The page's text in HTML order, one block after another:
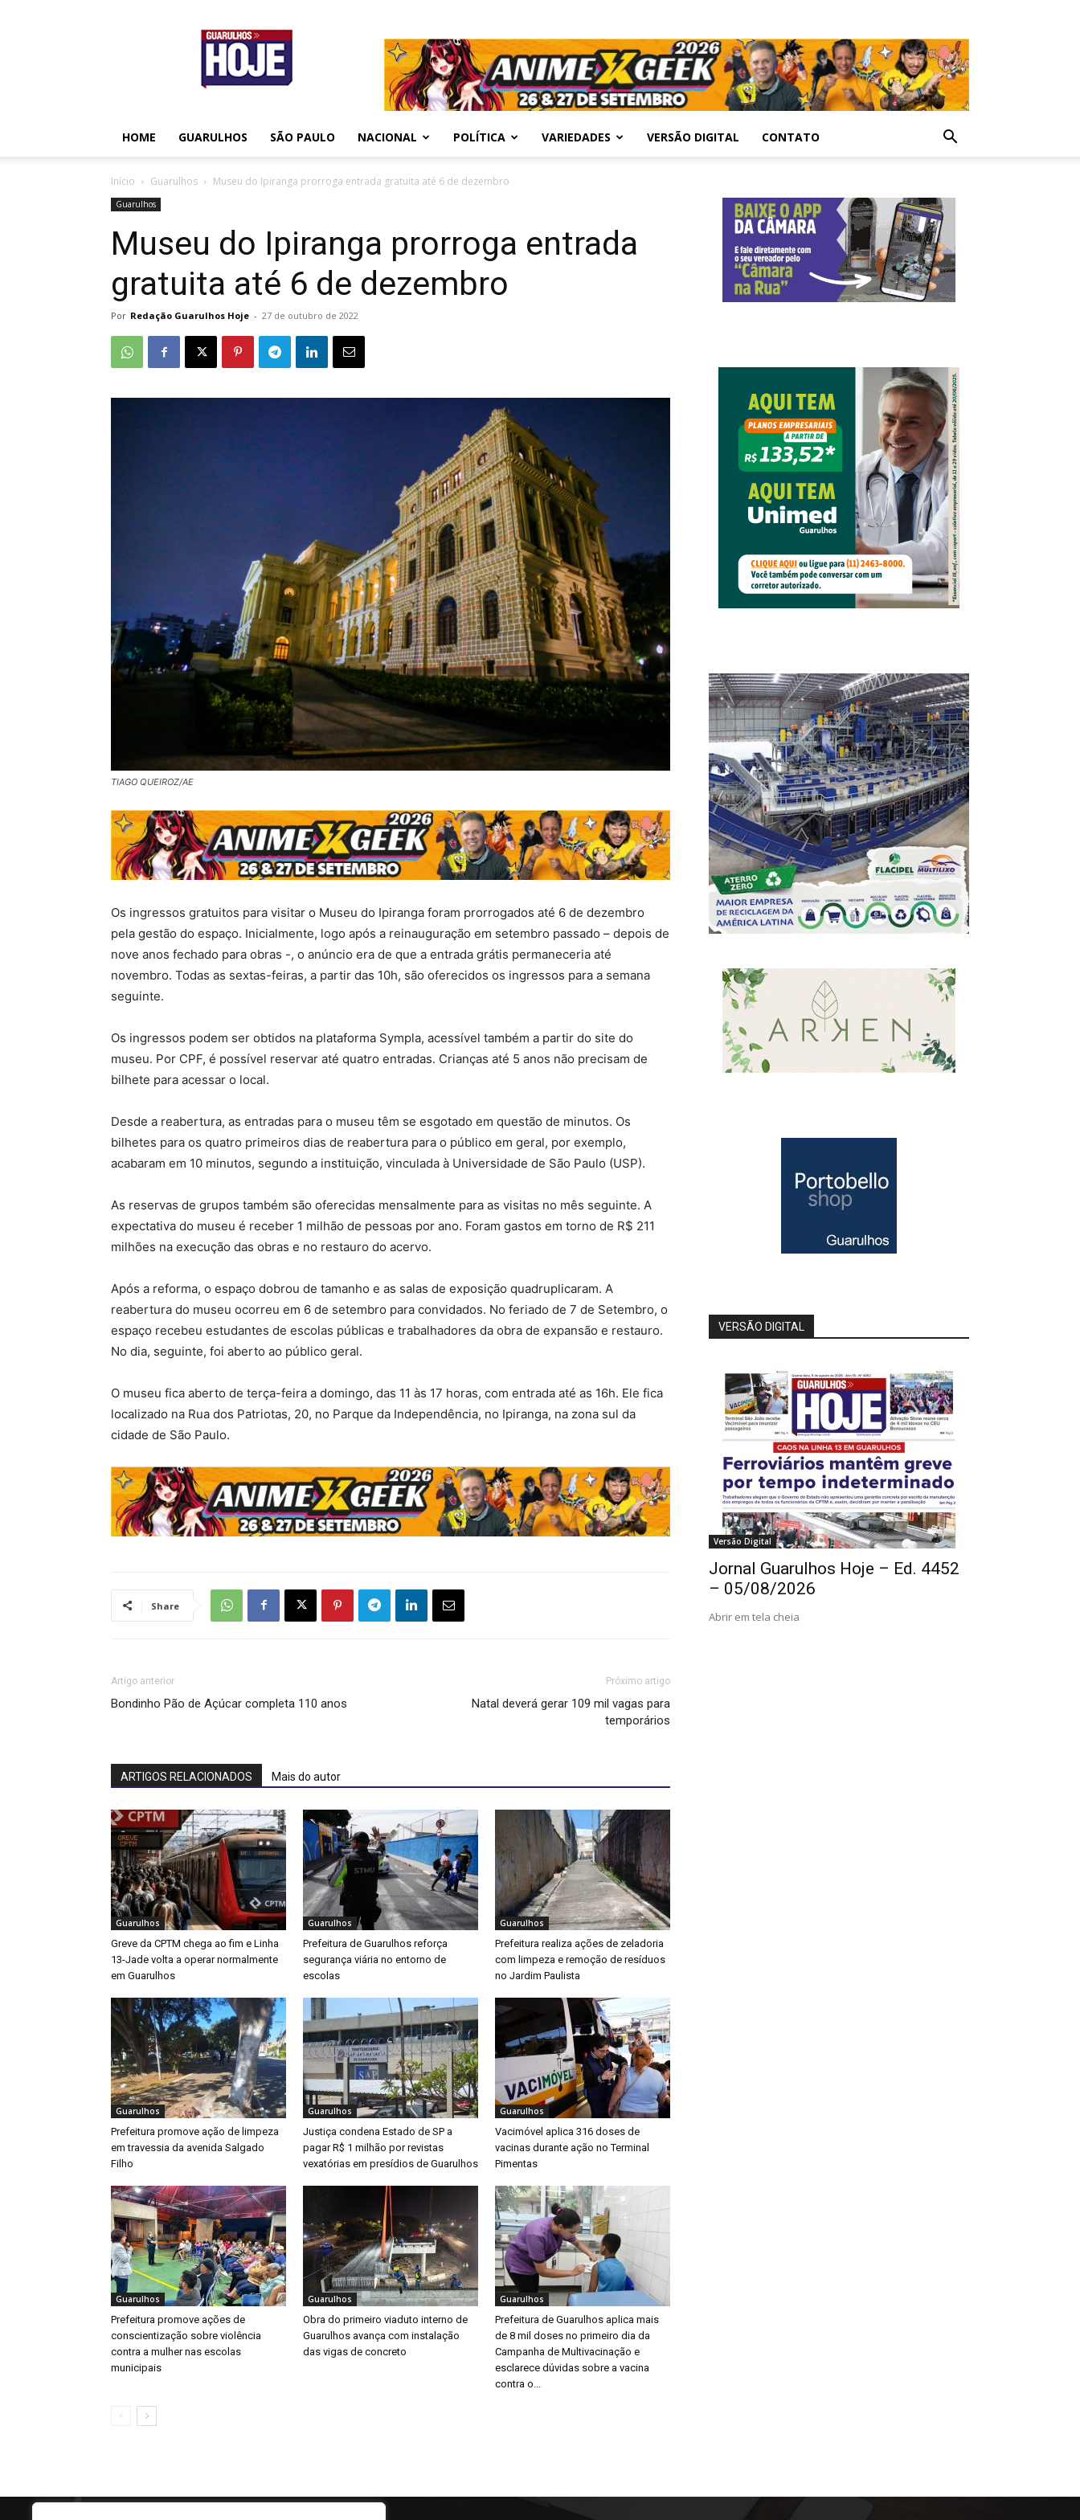
Guarulhos
Hoje
HOME GUARULHOS SÃO PAULO NACIONAL POLÍTICA VARIEDADES VERSÃO DIGITAL CONTATO
Início Guarulhos Museu do Ipiranga prorroga entrada gratuita até 6 de dezembro
Guarulhos
Museu do Ipiranga prorroga entrada
gratuita até 6 de dezembro
Por Redação Guarulhos Hoje - 27 de outubro de 2022
TIAGO QUEIROZ/AE
Os ingressos gratuitos para visitar o Museu do Ipiranga foram prorrogados até 6 de dezembro
pela gestão do espaço. Inicialmente, logo após a reinauguração em setembro passado – depois de
nove anos fechado para obras -, o anúncio era de que a entrada grátis permaneceria até
novembro. Todas as sextas-feiras, a partir das 10h, são oferecidos os ingressos para a semana
seguinte.
Os ingressos podem ser obtidos na plataforma Sympla, acessível também a partir do site do
museu. Por CPF, é possível reservar até quatro entradas. Crianças até 5 anos não precisam de
bilhete para acessar o local.
Desde a reabertura, as entradas para o museu têm se esgotado em questão de minutos. Os
bilhetes para os quatro primeiros dias de reabertura para o público em geral, por exemplo,
acabaram em 10 minutos, segundo a instituição, vinculada à Universidade de São Paulo (USP).
As reservas de grupos também são oferecidas mensalmente para as visitas no mês seguinte. A
expectativa do museu é receber 1 milhão de pessoas por ano. Foram gastos em torno de R$ 211
milhões na execução das obras e no restauro do acervo.
Após a reforma, o espaço dobrou de tamanho e as salas de exposição quadruplicaram. A
reabertura do museu ocorreu em 6 de setembro para convidados. No feriado de 7 de Setembro, o
espaço recebeu estudantes de escolas públicas e trabalhadores da obra de expansão e restauro.
No dia, seguinte, foi aberto ao público geral.
O museu fica aberto de terça-feira a domingo, das 11 às 17 horas, com entrada até as 16h. Ele fica
localizado na Rua dos Patriotas, 20, no Parque da Independência, no Ipiranga, na zona sul da
cidade de São Paulo.
Share
Artigo anterior
Bondinho Pão de Açúcar completa 110 anos
Próximo artigo
Natal deverá gerar 109 mil vagas para
temporários
ARTIGOS RELACIONADOS Mais do autor
Guarulhos
Greve da CPTM chega ao fim e Linha
13-Jade volta a operar normalmente
em Guarulhos
Guarulhos
Prefeitura de Guarulhos reforça
segurança viária no entorno de
escolas
Guarulhos
Prefeitura realiza ações de zeladoria
com limpeza e remoção de resíduos
no Jardim Paulista
Guarulhos
Prefeitura promove ação de limpeza
em travessia da avenida Salgado
Filho
Guarulhos
Justiça condena Estado de SP a
pagar R$ 1 milhão por revistas
vexatórias em presídios de Guarulhos
Guarulhos
Vacimóvel aplica 316 doses de
vacinas durante ação no Terminal
Pimentas
Guarulhos
Prefeitura promove ações de
conscientização sobre violência
contra a mulher nas escolas
municipais
Guarulhos
Obra do primeiro viaduto interno de
Guarulhos avança com instalação
das vigas de concreto
Guarulhos
Prefeitura de Guarulhos aplica mais
de 8 mil doses no primeiro dia da
Campanha de Multivacinação e
esclarece dúvidas sobre a vacina
contra o...
VERSÃO DIGITAL
Versão Digital
Jornal Guarulhos Hoje – Ed. 4452
– 05/08/2026
Abrir em tela cheia